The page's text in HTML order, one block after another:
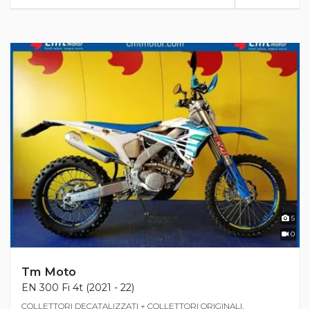
5
0
Tm Moto
EN 300 Fi 4t (2021 - 22)
COLLETTORI DECATALIZZATI + COLLETTORI ORIGINALI,